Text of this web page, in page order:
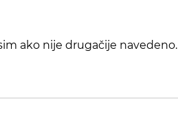
ako nije drugačije navedeno.